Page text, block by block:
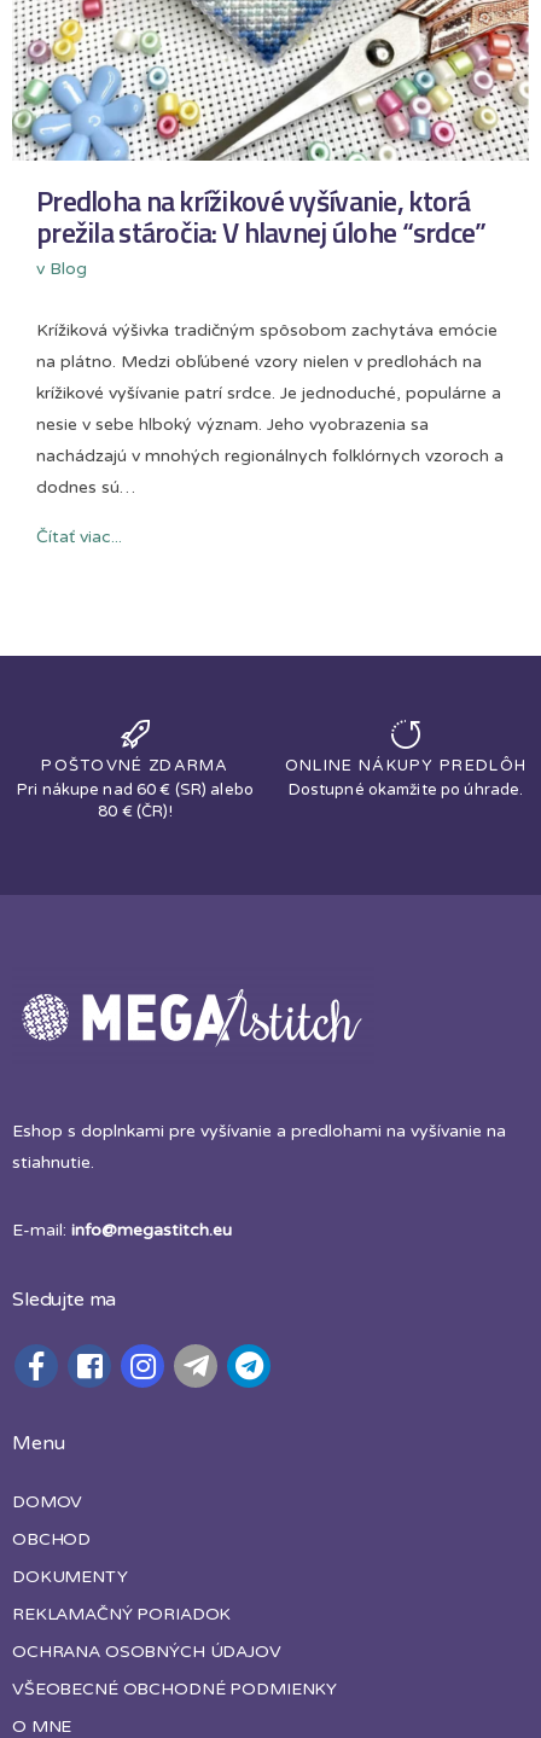
Predloha na krížikové vyšívanie, ktorá
prežila stáročia: V hlavnej úlohe “srdce”
v Blog
Krížiková výšivka tradičným spôsobom zachytáva emócie
na plátno. Medzi obľúbené vzory nielen v predlohách na
krížikové vyšívanie patrí srdce. Je jednoduché, populárne a
nesie v sebe hlboký význam. Jeho vyobrazenia sa
nachádzajú v mnohých regionálnych folklórnych vzoroch a
dodnes sú…
Čítať viac...
POŠTOVNÉ ZDARMA
Pri nákupe nad 60 € (SR) alebo
80 € (ČR)!
ONLINE NÁKUPY PREDLÔH
Dostupné okamžite po úhrade.
Eshop s doplnkami pre vyšívanie a predlohami na vyšívanie na
stiahnutie.
E-mail: info@megastitch.eu
Sledujte ma
Menu
DOMOV
OBCHOD
DOKUMENTY
REKLAMAČNÝ PORIADOK
OCHRANA OSOBNÝCH ÚDAJOV
VŠEOBECNÉ OBCHODNÉ PODMIENKY
O MNE